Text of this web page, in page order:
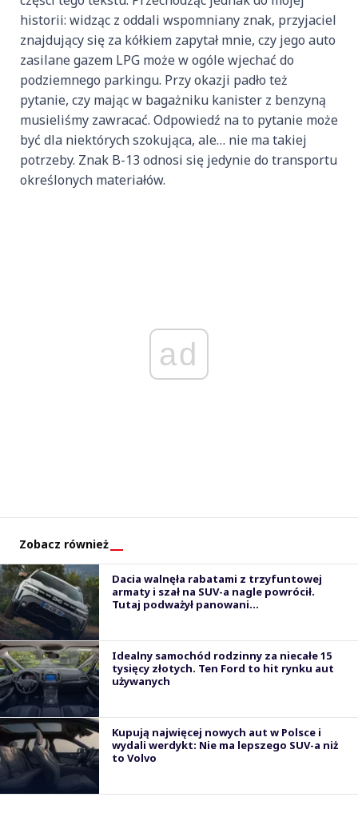
historii: widząc z oddali wspomniany znak, przyjaciel
znajdujący się za kółkiem zapytał mnie, czy jego auto
zasilane gazem LPG może w ogóle wjechać do
podziemnego parkingu. Przy okazji padło też
pytanie, czy mając w bagażniku kanister z benzyną
musieliśmy zawracać. Odpowiedź na to pytanie może
być dla niektórych szokująca, ale… nie ma takiej
potrzeby. Znak B-13 odnosi się jedynie do transportu
określonych materiałów.
ad
Zobacz również
Dacia walnęła rabatami z trzyfuntowej
armaty i szał na SUV-a nagle powrócił.
Tutaj podważył panowani...
Idealny samochód rodzinny za niecałe 15
tysięcy złotych. Ten Ford to hit rynku aut
używanych
Kupują najwięcej nowych aut w Polsce i
wydali werdykt: Nie ma lepszego SUV-a niż
to Volvo